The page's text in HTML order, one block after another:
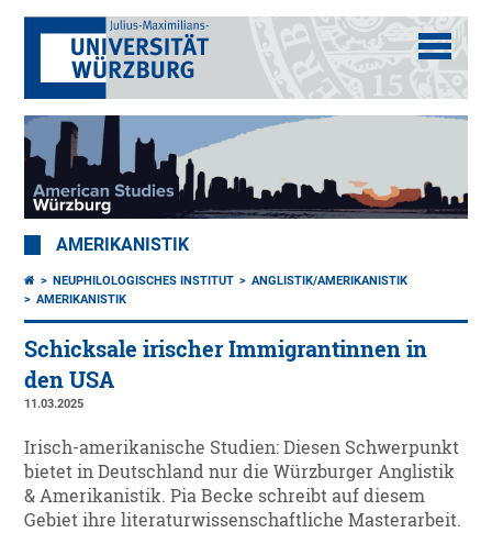
AMERIKANISTIK
NEUPHILOLOGISCHES INSTITUT
ANGLISTIK/AMERIKANISTIK
AMERIKANISTIK
Schicksale irischer Immigrantinnen in
den USA
11.03.2025
Irisch-amerikanische Studien: Diesen Schwerpunkt
bietet in Deutschland nur die Würzburger Anglistik
& Amerikanistik. Pia Becke schreibt auf diesem
Gebiet ihre literaturwissenschaftliche Masterarbeit.